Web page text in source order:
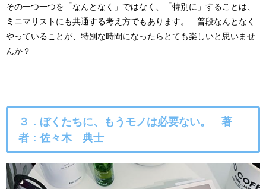
その一つ一つを「なんとなく」ではなく、「特別に」することは、
ミ ニマリストにも共通する考え方でもあります。 普段なんとなく
やっていることが、特別な時間になったらとても楽しいと思いませ
んか？
３． ぼくたちに、もうモノは必要ない。 著
者：佐々木 典士